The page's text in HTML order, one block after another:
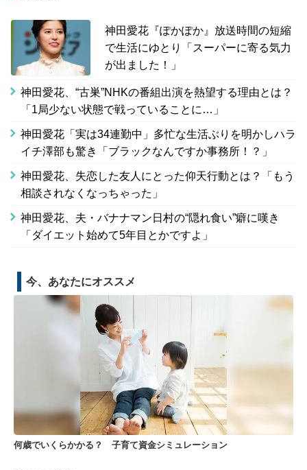
神田愛花『ぽかぽか』放送時間の短縮
で生活にゆとり「スーパーに寄る気力
が出ました！」
神田愛花、“古巣”NHKの番組出演を熱望する理由とは？
「1局少ない状態で戦っていることに…」
神田愛花「実は34連勤中」多忙な生活ぶりを明かしハラ
イチ澤部も驚き「ブラックなんですか事務所！？」
神田愛花、失恋した友人にとった仰天行動とは？「もう
相談されなくなっちゃった」
神田愛花、夫・バナナマン日村の“隠れ食い”癖に嘆き
「ダイエット始めて5年目とかですよ」
今、あなたにオススメ
何歳でいくらかかる？ 子育て資金シミュレーション